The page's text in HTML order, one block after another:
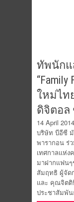
ทัพนักแ
ใหม่ไท
ดิจิตอล
14 April 2014
บริษัท บีอีซี
พารากอน ร่
เทศกาลแห่ง
มาฝากแฟน
สัมฤทธิ ผู้จัด
และ คุณจิตติ
ประชาสัมพั